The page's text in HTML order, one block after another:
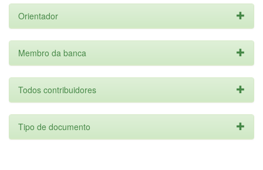
Orientador
Membro da banca
Todos contribuidores
Tipo de documento